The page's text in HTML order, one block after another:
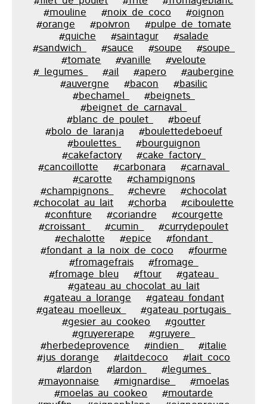
#mouline
#noix_de_coco
#oignon
#orange
#poivron
#pulpe_de_tomate
#quiche
#saintagur
#salade
#sandwich_
#sauce #soupe
#soupe_
#tomate
#vanille
#veloute
#_legumes_
#ail #apero
#aubergine
#auvergne
#bacon
#basilic
#bechamel_
#beignets_
#beignet_de_carnaval_
#blanc_de_poulet_
#boeuf
#bolo_de_laranja
#boulettedeboeuf
#boulettes_
#bourguignon
#cakefactory
#cake_factory_
#cancoillotte
#carbonara
#carnaval_
#carotte
#champignons
#champignons_
#chevre
#chocolat
#chocolat_au_lait
#chorba
#ciboulette
#confiture
#coriandre
#courgette
#croissant_
#cumin_
#currydepoulet
#echalotte
#epice
#fondant_
#fondant_a_la_noix_de_coco
#fourme
#fromagefrais
#fromage_
#fromage_bleu
#ftour
#gateau_
#gateau_au_chocolat_au_lait
#gateau_a_lorange
#gateau_fondant
#gateau_moelleux_
#gateau_portugais_
#gesier_au_cookeo
#goutter
#gruyererape
#gruyere_
#herbedeprovence
#indien_
#italie
#jus_dorange
#laitdecoco
#lait_coco
#lardon
#lardon_
#legumes_
#mayonnaise
#mignardise_
#moelas
#moelas_au_cookeo
#moutarde